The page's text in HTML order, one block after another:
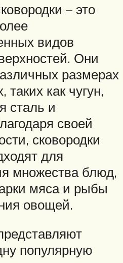
– это
видов
Они
размерах
таких как чугун,
сталь и
своей
сковородки
для
множества блюд,
мяса и рыбы
овощей.
популярную